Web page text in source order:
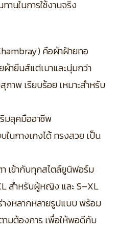
านในการใช้งานจริง
คือผ้าฝ้ายทอ
ายีนส์แต่เบาและนุ่มกว่า
ภาพ เรียบร้อย เหมาะสำหรับ
มลุคมืออาชีพ
ในกางเกงได้ ทรงสวย เป็น
า เข้ากับทุกสไตล์ยูนิฟอร์ม
สำหรับผู้หญิง และ S–XL
งหลากหลายรูปแบบ พร้อม
มต้องการ เพื่อให้พอดีกับ